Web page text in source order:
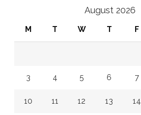
August 2026
M T W T F
3 4 5 6 7
10 11 12 13 14